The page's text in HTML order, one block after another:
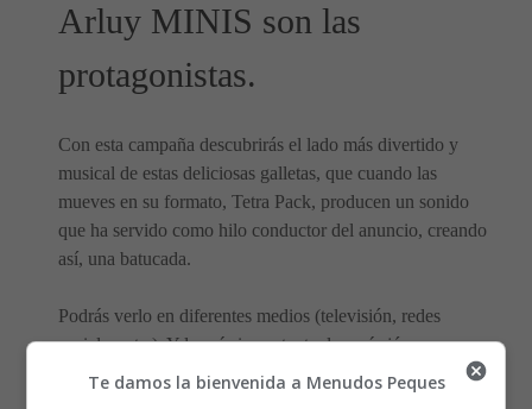
Arluy MINIS son las
protagonistas.
Con esta campaña descubrirás el lado más divertido y
musical de estas deliciosas galletas, que cuando las
mueves en su formato, Tetra Pack, producen un sonido
que ha servido como hilo conductor del anuncio, creando
así, una batucada.
Podrás verlo en diferentes medios (televisión, redes
sociales, etc.). Y lo más importante, los más jóvenes
podrán participar en ella.
Te damos la bienvenida a Menudos Peques